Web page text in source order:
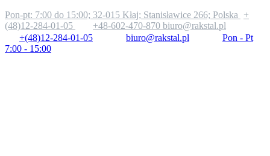
Pon-pt: 7:00 do 15:00; 32-015 Kłaj; Stanisławice 266; Polska
+
(48)12-284-01-05
+48-602-470-870 biuro@rakstal.pl
+(48)12-284-01-05
biuro@rakstal.pl
Pon - Pt
7:00 - 15:00